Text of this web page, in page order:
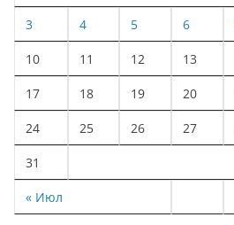
« Июл
3 4 5 6
10 11 12 13
17 18 19 20
24 25 26 27
31